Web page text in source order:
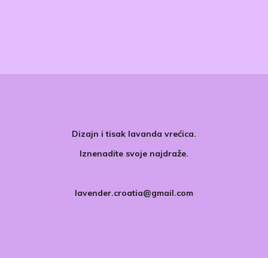
Dizajn i tisak lavanda vrećica.
Iznenadite svoje najdraže.
lavender.croatia@gmail.com